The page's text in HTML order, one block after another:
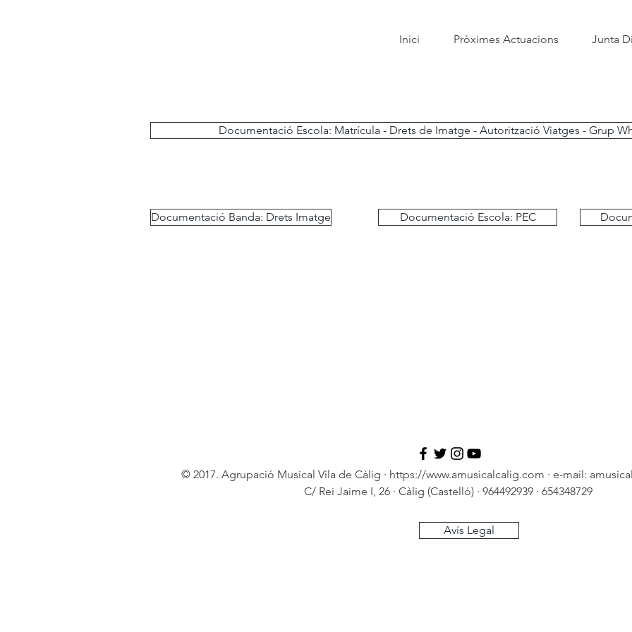
Inici Pròximes Actuacions Junta
Documentació Escola: Matrícula - Drets de Imatge - Autorització Viatges - Grup
Documentació Banda: Drets Imatge Documentació Escola: PEC
© 2017. Agrupació Musical Vila de Càlig · https://www.amusicalcalig.com · e-mail:
C/ Rei Jaime I, 26 · Càlig (Castelló) · 964492939 · 654348729
Avís Legal